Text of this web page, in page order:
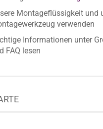
Montageflüssigkeit und
verwenden
Informationen unter
FAQ lesen